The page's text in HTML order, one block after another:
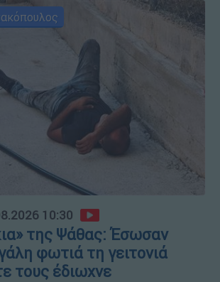
10:30
της Ψάθας: Έσωσαν
φωτιά τη γειτονιά
τους έδιωχνε